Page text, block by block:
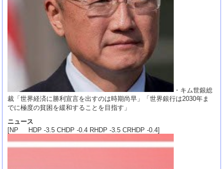
・キム世銀総
裁「世界経済に勝利宣言を出すのは時期尚早」「世界銀行は2030年ま
でに極度の貧困を緩和することを目指す」
ニュース
[NP HDP -3.5 CHDP -0.4 RHDP -3.5 CRHDP -0.4]